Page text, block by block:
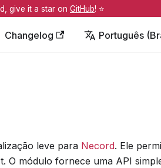
give it a star on GitHub! ⭐️
Changelog Português
leve para Necord. Ele
O módulo fornece uma API